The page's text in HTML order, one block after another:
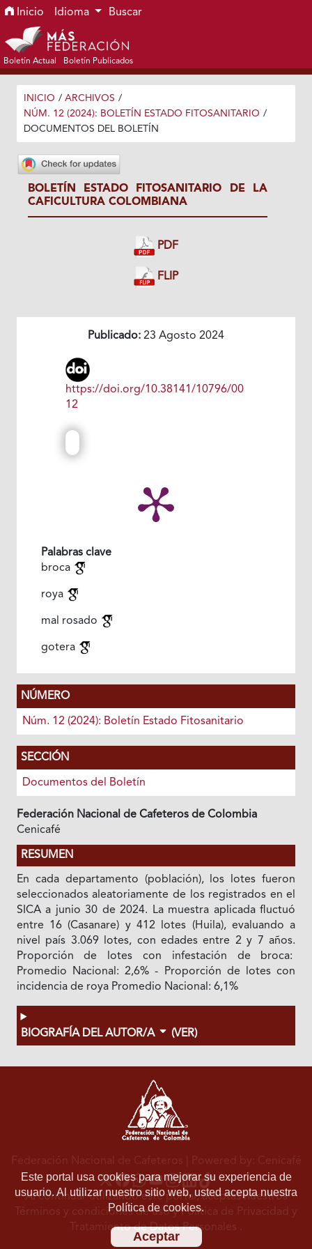
Ir al menú de navegación principal
Ir al contenido principal
Ir al pie de página del sitio
Inicio Idioma Buscar
Boletín Actual Boletín Publicados
INICIO / ARCHIVOS /
NÚM. 12 (2024): BOLETÍN ESTADO FITOSANITARIO /
DOCUMENTOS DEL BOLETÍN
BOLETÍN ESTADO FITOSANITARIO DE LA
CAFICULTURA COLOMBIANA
PDF
FLIP
Publicado: 23 Agosto 2024
https://doi.org/10.38141/10796/00
12
Palabras clave
broca
roya
mal rosado
gotera
NÚMERO
Núm. 12 (2024): Boletín Estado Fitosanitario
SECCIÓN
Documentos del Boletín
Federación Nacional de Cafeteros de Colombia
Cenicafé
RESUMEN
En cada departamento (población), los lotes fueron
seleccionados aleatoriamente de los registrados en el
SICA a junio 30 de 2024. La muestra aplicada fluctuó
entre 16 (Casanare) y 412 lotes (Huila), evaluando a
nivel país 3.069 lotes, con edades entre 2 y 7 años.
Proporción de lotes con infestación de broca:
Promedio Nacional: 2,6% - Proporción de lotes con
incidencia de roya Promedio Nacional: 6,1%
BIOGRAFÍA DEL AUTOR/A (VER)
Este portal usa cookies para mejorar su experiencia de
usuario. Al utilizar nuestro sitio web, usted acepta nuestra
Política de cookies.
Aceptar
Federación Nacional de Cafeteros | Powered by: Cenicafé
Al continuar utilizando este portal, aceptas nuestros
Términos y condiciones de usoyPolítica de Privacidad y
Tratamiento de Datos Personales